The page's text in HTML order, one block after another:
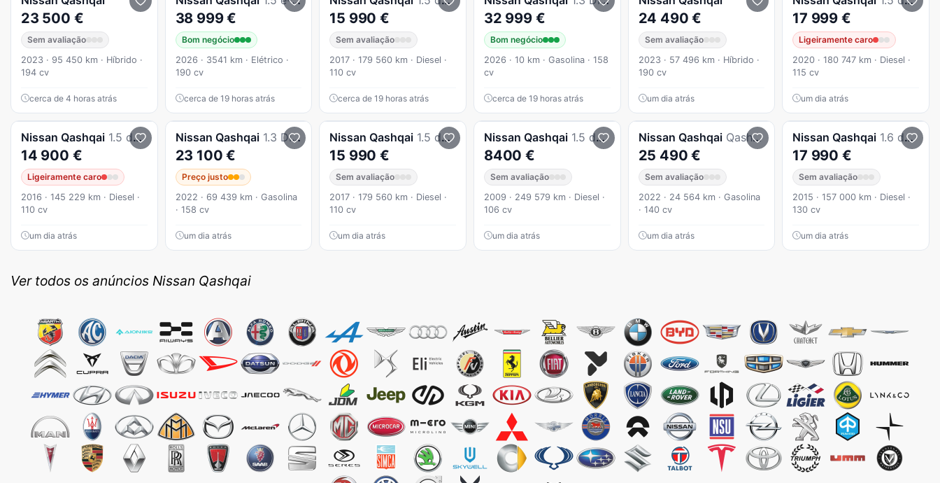
23 500 €
Sem avaliação
2023 · 95 450 km · Híbrido ·
194 cv
cerca de 4 horas atrás
38 999 €
Bom negócio
2026 · 3541 km · Elétrico ·
190 cv
cerca de 19 horas atrás
15 990 €
Sem avaliação
2017 · 179 560 km · Diesel ·
110 cv
cerca de 19 horas atrás
32 999 €
Bom negócio
2026 · 10 km · Gasolina · 158
cv
cerca de 19 horas atrás
24 490 €
Sem avaliação
2023 · 57 496 km · Híbrido ·
190 cv
um dia atrás
17 999 €
Ligeiramente caro
2020 · 180 747 km · Diesel ·
115 cv
um dia atrás
Nissan Qashqai 1.5 dCi N-Connecta 18
14 900 €
Ligeiramente caro
2016 · 145 229 km · Diesel ·
110 cv
um dia atrás
Nissan Qashqai 1.3 DIG-T N-Connecta Xtronic
23 100 €
Preço justo
2022 · 69 439 km · Gasolina
· 158 cv
um dia atrás
Nissan Qashqai 1.5 dCi Tekna Premium
15 990 €
Sem avaliação
2017 · 179 560 km · Diesel ·
110 cv
um dia atrás
Nissan Qashqai 1.5 dCi Acenta
8400 €
Sem avaliação
2009 · 249 579 km · Diesel ·
106 cv
um dia atrás
Nissan Qashqai Qashqai 1.3 DIG-T Tekna
25 490 €
Sem avaliação
2022 · 24 564 km · Gasolina
· 140 cv
um dia atrás
Nissan Qashqai 1.6 dCi N-Connecta 18 Xtronic
17 990 €
Sem avaliação
2015 · 157 000 km · Diesel ·
130 cv
um dia atrás
Ver todos os anúncios Nissan Qashqai